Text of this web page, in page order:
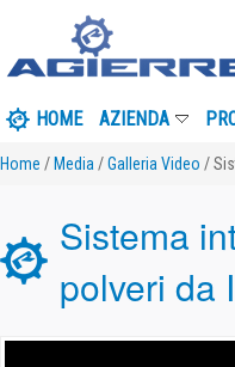
HOME AZIENDA
Home / Media /Galleria Video /
Sistema
polveri da